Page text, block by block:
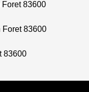
83600
Foret 83600
83600